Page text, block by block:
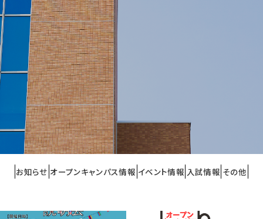
お知らせ オープンキャンパス情報 イベント情報 入試情報 その他